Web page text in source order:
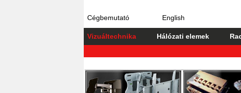
Cégbemutató English
Vizuáltechnika Hálózati elemek